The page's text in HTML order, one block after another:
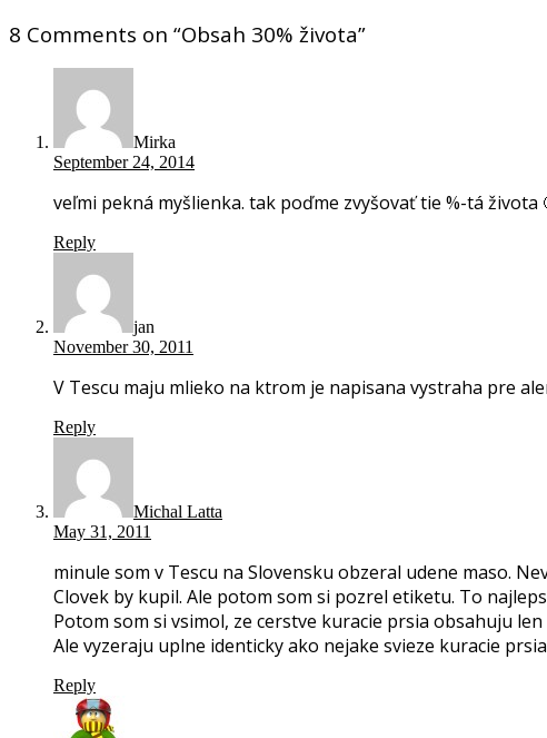
8 Comments on “Obsah 30% života”
Mirka
September 24, 2014
veľmi pekná myšlienka. tak poďme zvyšovať tie %-tá života
Reply
jan
November 30, 2011
V Tescu maju mlieko na ktrom je napisana vystraha pre
Reply
Michal Latta
May 31, 2011
minule som v Tescu na Slovensku obzeral udene maso.
Clovek by kupil. Ale potom som si pozrel etiketu. To
Potom som si vsimol, ze cerstve kuracie prsia obsahuju
Ale vyzeraju uplne identicky ako nejake svieze kuracie
Reply